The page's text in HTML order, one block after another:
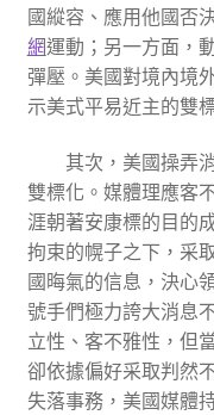
國縱容、應用他國否
網運動；另一方面，
彈壓。美國對境內境
示美式平易近主的雙
其次，美國操弄
雙標化。媒體理應客
涯朝著安康標的目的
拘束的幌子之下，采
國晦氣的信息，決心
號手們極力誇大消息
立性、客不雅性，但
卻依據偏好采取判然
失落事務，美國媒體